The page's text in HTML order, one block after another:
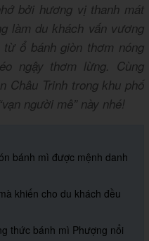
bởi hương vị thanh mát
làm du khách vấn vương
ổ bánh giòn thơm nóng
ngậy thơm lừng. Cùng
Châu Trinh trong khu phố
người mê” này nhé!
bánh mì được mệnh danh
khiến cho du khách đều
thức bánh mì Phượng nổi